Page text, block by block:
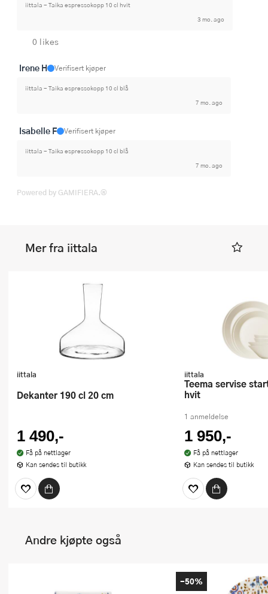
iittala - Taika espressokopp 10 cl hvit
3 mo. ago
0 likes
Irene H Verifisert kjøper
iittala - Taika espressokopp 10 cl blå
7 mo. ago
Isabelle F Verifisert kjøper
iittala - Taika espressokopp 10 cl blå
7 mo. ago
Powered by GAMIFIERA.®
Mer fra iittala
iittala
Dekanter 190 cl 20 cm
1 490,-
Få på nettlager
Kan sendes til butikk
iittala
Teema servise startsett 8 deler
hvit
1 anmeldelse
1 950,-
Få på nettlager
Kan sendes til butikk
Andre kjøpte også
-50%